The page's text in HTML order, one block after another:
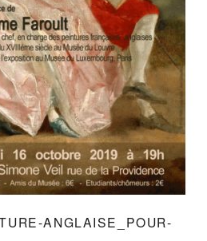
ANGLAISE_POUR-